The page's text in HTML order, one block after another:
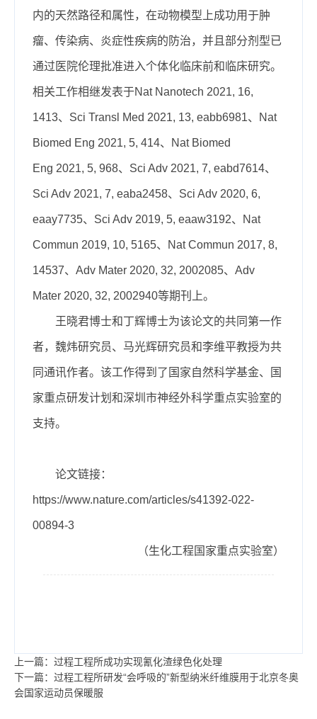
内的天然路径和属性，在动物模型上成功用于肿
瘤、传染病、炎症性疾病的防治，并且部分剂型已
通过医院伦理批准进入个体化临床前和临床研究。
相关工作相继发表于Nat Nanotech 2021, 16,
1413、 Sci Transl Med 2021, 13, eabb6981、Nat
Biomed Eng 2021, 5, 414、Nat Biomed
Eng 2021, 5, 968、Sci Adv 2021, 7, eabd7614、
Sci Adv 2021, 7, eaba2458、Sci Adv 2020, 6,
eaay7735、Sci Adv 2019, 5, eaaw3192、Nat
Commun 2019, 10, 5165、Nat Commun 2017, 8,
14537、Adv Mater 2020, 32, 2002085、Adv
Mater 2020, 32, 2002940等期刊上。
王晓君博士和丁辉博士为该论文的共同第一作
者，魏炜研究员、马光辉研究员和李维平教授为共
同通讯作者。 该工作得到了国家自然科学基金、 国
家重点研发计划和深圳市神经外科学重点实验室的
支持。
论文链接：
https://www.nature.com/articles/s41392-022-
00894-3
（生化工程国家重点实验室）
上一篇：过程工程所成功实现氰化渣绿色化处理
下一篇：过程工程所研发“会呼吸的”新型纳米纤维膜用于北京冬奥
会国家运动员保暖服